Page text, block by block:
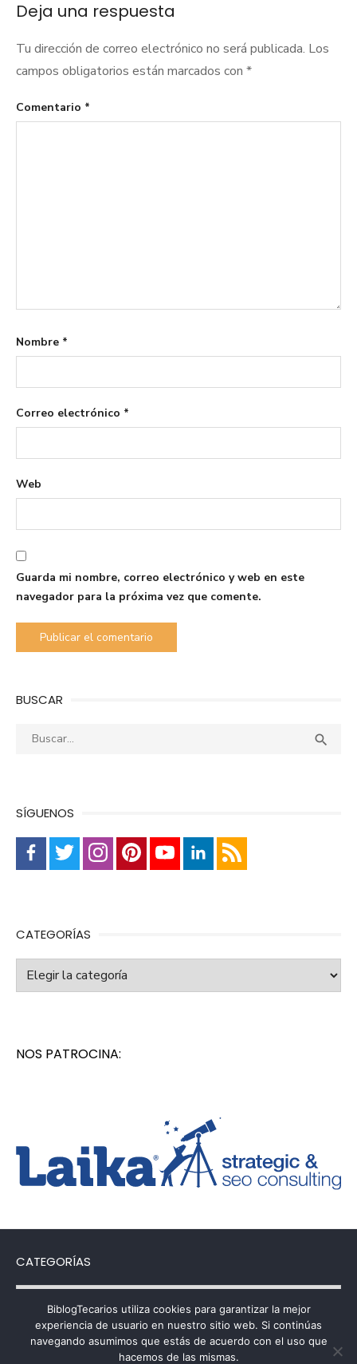
entradas
Deja una respuesta
Tu dirección de correo electrónico no será publicada. Los
campos obligatorios están marcados con *
Comentario *
Nombre *
Correo electrónico *
Web
Guarda mi nombre, correo electrónico y web en este
navegador para la próxima vez que comente.
BUSCAR
Buscar: 
SÍGUENOS
CATEGORÍAS
Categorías
NOS PATROCINA:
CATEGORÍAS
Categorías
BiblogTecarios utiliza cookies para garantizar la mejor
experiencia de usuario en nuestro sitio web. Si continúas
navegando asumimos que estás de acuerdo con el uso que
hacemos de las mismas.